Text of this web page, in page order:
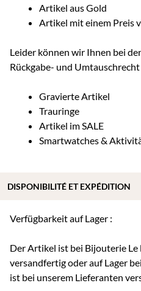
Artikel aus Gold
Artikel mit einem Preis
Leider können wir Ihnen bei
Rückgabe- und
Gravierte Artikel
Trauringe
Artikel im SALE
Smartwatches &
Verfügbarkeit auf Lager :
Der Artikel ist bei Bijouterie Le
versandfertig oder auf Lager
ist bei unserem Lieferanten
DISPONIBILITÉ ET EXPÉDITION